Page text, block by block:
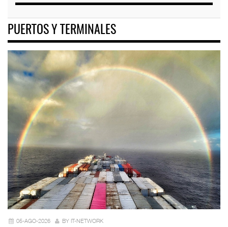
PUERTOS Y TERMINALES
05-AGO-2026 BY IT-NETWORK